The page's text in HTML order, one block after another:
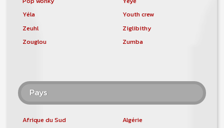
Yéla
Youth crew
Zeuhl
Ziglibithy
Zouglou
Zumba
Pays
Afrique du Sud
Algérie